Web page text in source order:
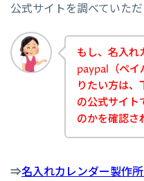
公式サイトを調べていただ
もし、名入れ
paypal（ペイ
りたい方は、
の公式サイト
のかを確認
⇒名入れカレンダー製作